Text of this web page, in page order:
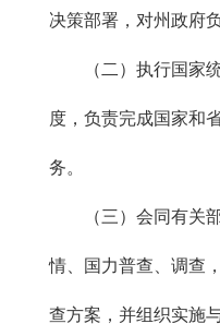
决策部署，对州政府
（二）执行国家统
度，负责完成国家和
务。
（三）会同有关部
情、国力普查、调查
查方案，并组织实施